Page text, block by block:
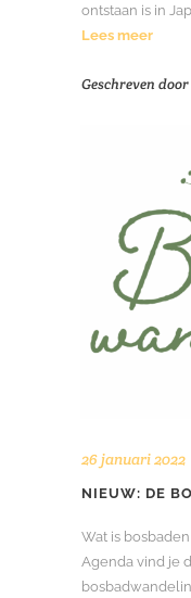
ontstaan is in
Lees meer
Geschreven door
26 januari 2022
NIEUW: DE
Wat is
Agenda vind je